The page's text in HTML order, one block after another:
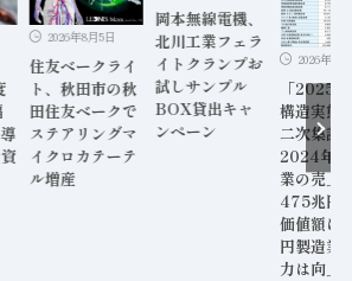
2026年8月5日
住友ベークライ
ト、秋田市の秋
田住友ベークで
ステアリングマ
イクロカテーテ
ル増産
岡本無線電機、
北川工業フェラ
イトクランプお
試しサンプル
BOX貸出キャ
ンペーン
2026年8
「2025
構造実態
二次集計
2024年
業の売上
475兆円
価値額は
円製造業
力は向上